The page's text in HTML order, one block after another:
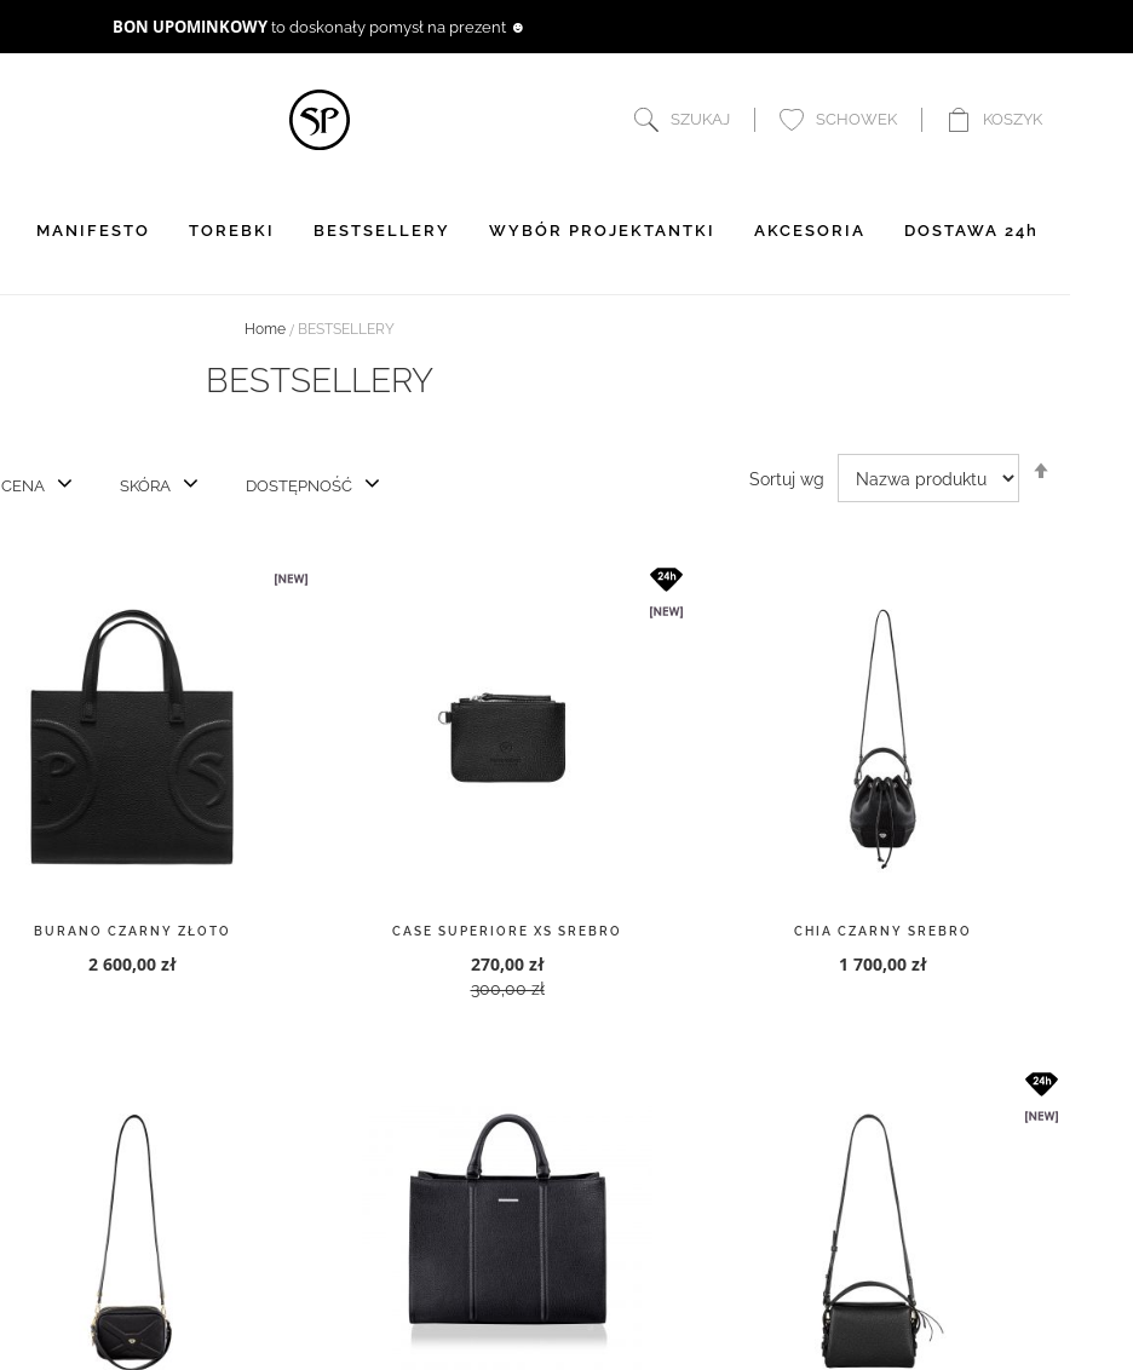
BON UPOMINKOWY to doskonały pomysł na prezent ☻
SZUKAJ SCHOWEK KOSZYK
MANIFESTO TOREBKI BESTSELLERY WYBÓR PROJEKTANTKI AKCESORIA DOSTAWA 24h
Home BESTSELLERY
BESTSELLERY
CENA SKÓRA DOSTĘPNOŚĆ Sortuj wg
BURANO CZARNY ZŁOTO
2 600,00 zł
CASE SUPERIORE XS SREBRO
270,00 zł
300,00 zł
CHIA CZARNY SREBRO
1 700,00 zł